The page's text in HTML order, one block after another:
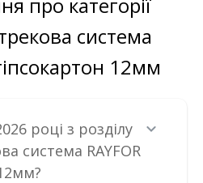
MT Flex Line білий
система
12мм
році з розділу
система RAYFOR